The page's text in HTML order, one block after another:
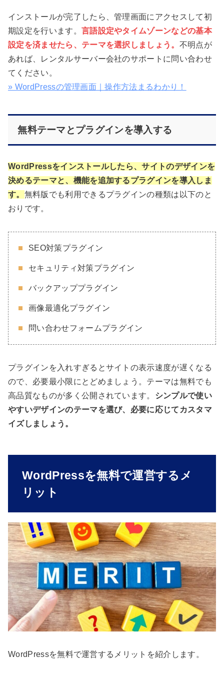
インストールが完了したら、管理画面にアクセスして初
期設定を行います。 言語設定やタイムゾーンなどの基本
設定を済ませたら、テーマを選択しましょう。 不明点が
あれば、レンタルサーバー会社のサポートに問い合わせ
てください。
» WordPressの管理画面｜操作方法まるわかり！
無料テーマとプラグインを導入する
WordPressをインストールしたら、サイトのデザインを
決めるテーマと、機能を追加するプラグインを導入しま
す。 無料版でも利用できるプラグインの種類は以下のと
おりです。
SEO対策プラグイン
セキュリティ対策プラグイン
バックアッププラグイン
画像最適化プラグイン
問い合わせフォームプラグイン
プラグインを入れすぎるとサイトの表示速度が遅くなる
ので、必要最小限にとどめましょう。テーマは無料でも
高品質なものが多く公開されています。 シンプルで使い
やすいデザインのテーマを選び、必要に応じてカスタマ
イズしましょう。
WordPressを無料で運営するメ
リット
WordPressを無料で運営するメリットを紹介します。